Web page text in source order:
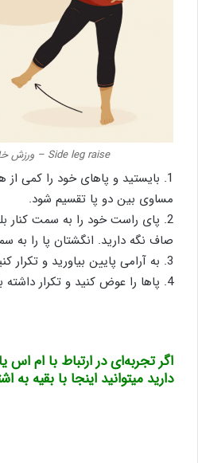
Side leg raise – ورزش خانگی بیمار ام اس
1. بایستید و پاهای خود را کمی
مساوی بین دو پا تقسیم شود.
2. پای راست خود را به سمت کنار
صاف نگه دارید. انگشتان پا را به
3. به آرامی پایین بیاورید و تکرار کنید.
4. پاها را عوض کنید و تکرار داشته باشید.
اگر تجربه‌ای در ارتباط با ام
دارید میتوانید اینجا با بقیه به